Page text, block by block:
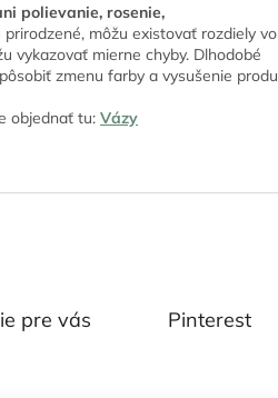
polievanie, rosenie,
môžu existovať rozdiely vo
vykazovať mierne chyby. Dlhodobé
zmenu farby a vysušenie
objednať tu: Vázy
pre vás Pinterest